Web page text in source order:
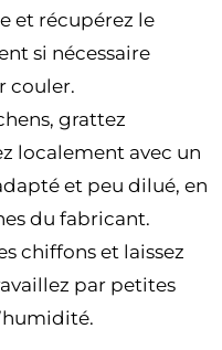
et récupérez le
si nécessaire
couler.
grattez
localement avec un
et peu dilué, en
du fabricant.
chiffons et laissez
par petites